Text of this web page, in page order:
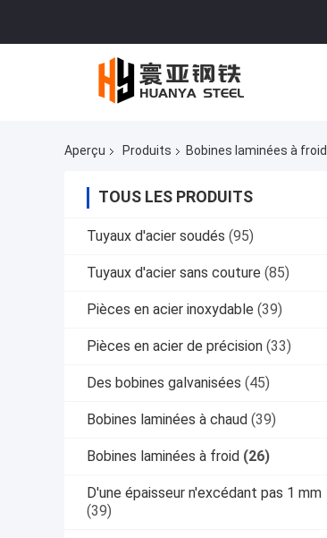
Aperçu Produits Bobines laminées à froid
TOUS LES PRODUITS
Tuyaux d'acier soudés (95)
Tuyaux d'acier sans couture (85)
Pièces en acier inoxydable (39)
Pièces en acier de précision (33)
Des bobines galvanisées (45)
Bobines laminées à chaud (39)
Bobines laminées à froid (26)
D'une épaisseur n'excédant pas 1 mm
(39)